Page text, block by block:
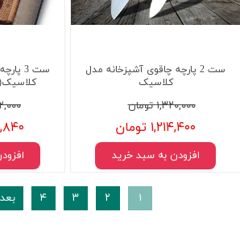
ست 2 پارچه چاقوی آشپزخانه مدل
کلاسیک
۱,۳۲۰,۰۰۰ تومان
۱,۲۱۴,۴۰۰ تومان
افزودن به سبد خرید
ست 3
۱ ۲ ۳ ۴